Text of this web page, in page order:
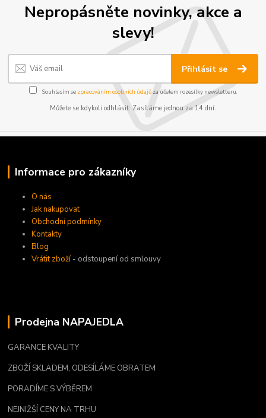
Nepropásněte novinky, akce a
slevy!
Přihlásit se
Souhlasím se zpracováním osobních údajůza účelem rozesílky newsletteru.
Můžete se kdykoli odhlásit. Zasíláme jednou za 14 dní.
Informace pro zákazníky
O nás
Jak nakupovat
Obchodní podmínky
Kontakty
Blog
Vrátit zboží - odstoupení od smlouvy
Prodejna NAPAJEDLA
GARANCE KVALITY
ZBOŽÍ SKLADEM, ODESÍLÁME OBRATEM
PORADÍME S VÝBĚREM
NEJNIŽŠÍ CENY NA TRHU